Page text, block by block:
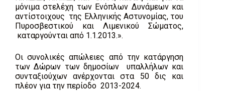
μόνιμα στελέχη των Ενόπλων Δυνάμεων και
αντίστοιχους της Ελληνικής Αστυνομίας, του
Πυροσβεστικού και Λιμενικού Σώματος,
καταργούνται από 1.1.2013.».
Οι συνολικές απώλειες από την κατάργηση
των Δώρων των δημοσίων υπαλλήλων και
συνταξιούχων ανέρχονται στα 50 δις και
πλέον για την περίοδο 2013-2024.